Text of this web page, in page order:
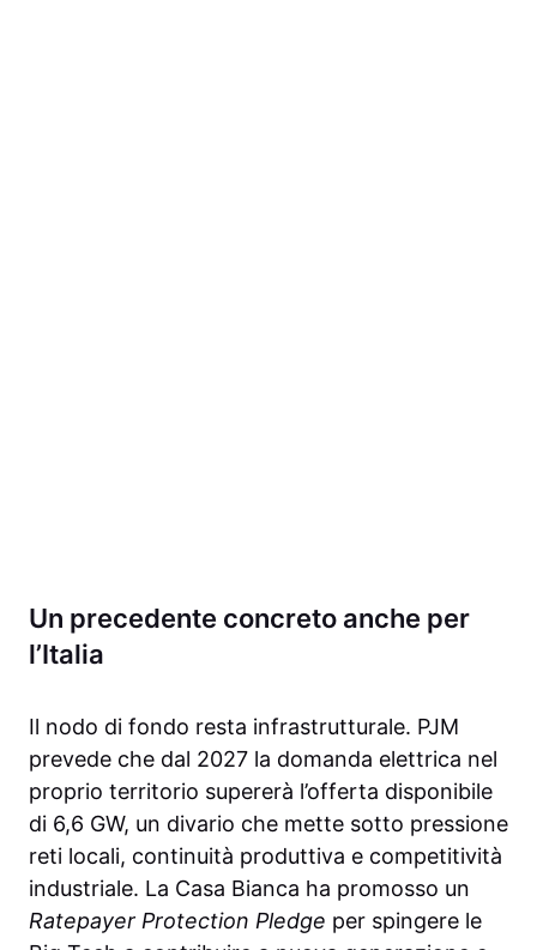
Un precedente concreto anche per
l’Italia
Il nodo di fondo resta infrastrutturale. PJM
prevede che dal 2027 la domanda elettrica nel
proprio territorio supererà l’offerta disponibile
di 6,6 GW, un divario che mette sotto pressione
reti locali, continuità produttiva e competitività
industriale. La Casa Bianca ha promosso un
Ratepayer Protection Pledge per spingere le